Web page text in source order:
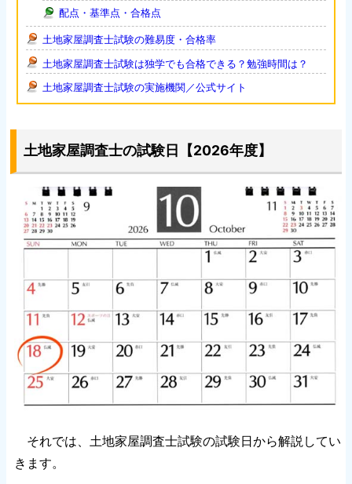
配点・基準点・合格点
土地家屋調査士試験の難易度・合格率
土地家屋調査士試験は独学でも合格できる？勉強時間は？
土地家屋調査士試験の実施機関／公式サイト
土地家屋調査士の試験日【2026年度】
それでは、土地家屋調査士試験の試験日から解説してい
きます。